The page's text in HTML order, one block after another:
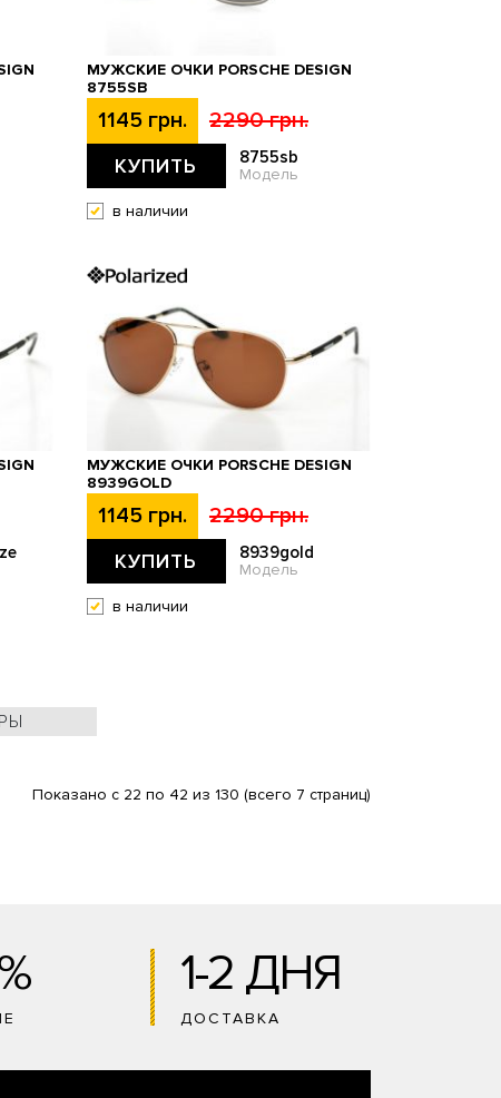
МУЖСКИЕ ОЧКИ PORSCHE DESIGN
8755SB
1145 грн. 2290 грн.
КУПИТЬ 8755sb
Модель
в наличии
МУЖСКИЕ ОЧКИ PORSCHE DESIGN
8939GOLD
1145 грн. 2290 грн.
КУПИТЬ 8939gold
Модель
в наличии
Показано с 22 по 42 из 130 (всего 7 страниц)
1-2 ДНЯ
ДОСТАВКА